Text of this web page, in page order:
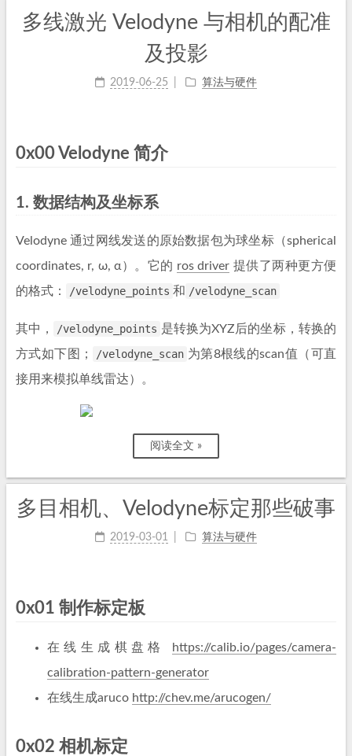
多线激光 Velodyne 与相机的配准
及投影
2019-06-25 算法与硬件
0x00 Velodyne 简介
1. 数据结构及坐标系
Velodyne 通过网线发送的原始数据包为球坐标（spherical
coordinates, r, ω, α）。它的 ros driver 提供了两种更方便
的格式：
/velodyne_points 和 /velodyne_scan
其中， /velodyne_points 是转换为XYZ后的坐标，转换的
方式如下图；
/velodyne_scan 为第8根线的scan值（可直
接用来模拟单线雷达）。
阅读全文 »
多目相机、Velodyne标定那些破事
2019-03-01 算法与硬件
0x01 制作标定板
在线生成棋盘格
https://calib.io/pages/camera-
calibration-pattern-generator
在线生成aruco http://chev.me/arucogen/
0x02 相机标定